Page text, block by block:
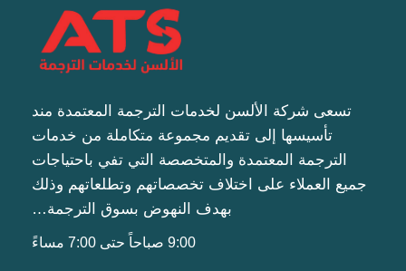
تسعى شركة الألسن لخدمات الترجمة المعتمدة مند
تأسيسها إلى تقديم مجموعة متكاملة من خدمات
الترجمة المعتمدة والمتخصصة التي تفي باحتياجات
جميع العملاء على اختلاف تخصصاتهم وتطلعاتهم وذلك
بهدف النهوض بسوق الترجمة…